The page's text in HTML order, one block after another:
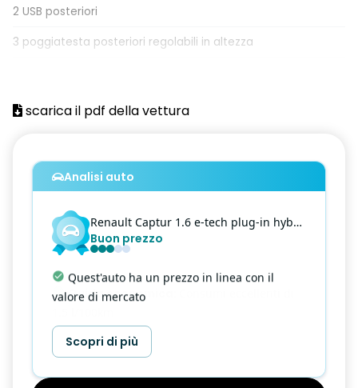
2 USB posteriori
3 poggiatesta posteriori regolabili in altezza
Accensione automatica fari
Airbag frontale conducente e passeggero
Airbag frontali, laterali testa-torace conducente e
passeggero
Airbag Laterali A Tendina Anteriori E Posteriori
Aletta parasole con specchio
Alzacristalli posteriori elettrici
Assistenza alla partenza in salita
scarica il pdf della vettura
Analisi auto
Renault Captur 1.6 e-tech plug-in hybrid 160cv intens auto
Buon prezzo
Quest'auto ha un prezzo in linea con il
valore di mercato
Scopri di più